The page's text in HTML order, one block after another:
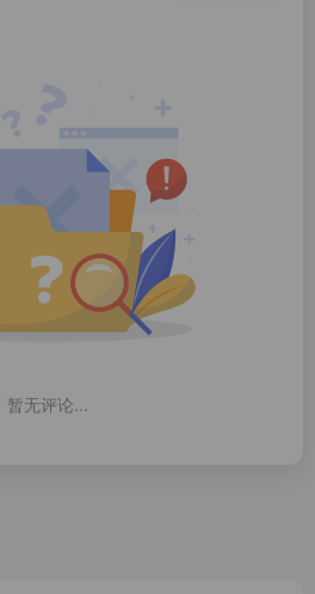
暂无评论...